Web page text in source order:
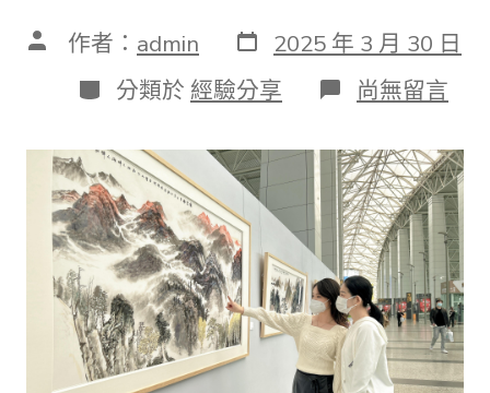
文 作者： admin 發
表
日
期
2025 年 3 月 30 日
分
類
分類於 經驗分享 在
〈新
走
基
層
丨
廣
州
春
運
站
點：
護
尚無留言